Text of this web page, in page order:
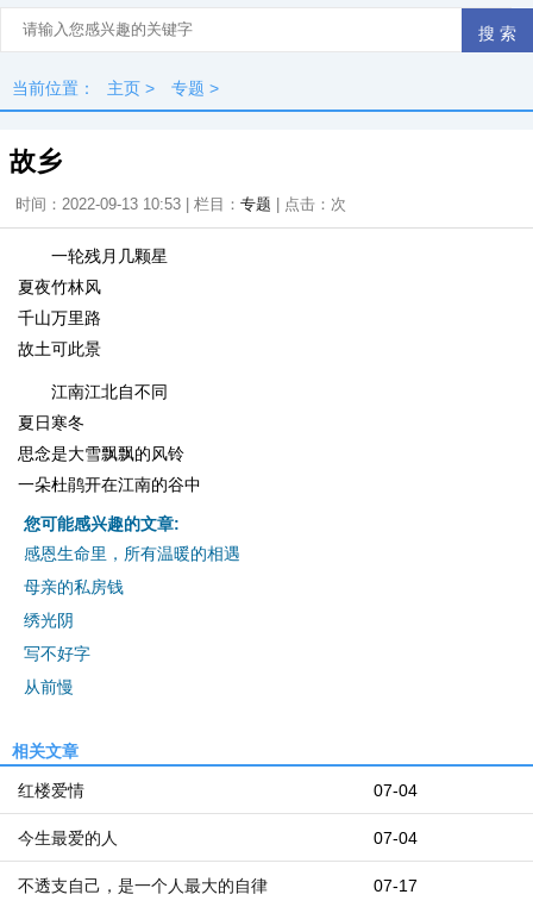
当前位置： 主页 > 专题 >
故乡
时间：2022-09-13 10:53 | 栏目： 专题 | 点击： 次
一轮残月几颗星
夏夜竹林风
千山万里路
故土可此景
江南江北自不同
夏日寒冬
思念是大雪飘飘的风铃
一朵杜鹃开在江南的谷中
您可能感兴趣的文章:
感恩生命里，所有温暖的相遇
母亲的私房钱
绣光阴
写不好字
从前慢
相关文章
07-04
红楼爱情
07-04
今生最爱的人
07-17
不透支自己，是一个人最大的自律